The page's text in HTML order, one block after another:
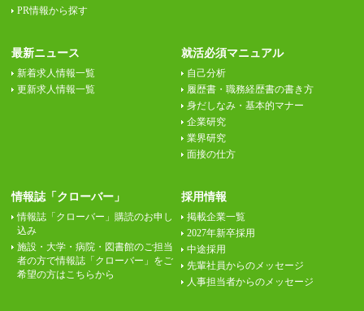
PR情報から探す
最新ニュース
新着求人情報一覧
更新求人情報一覧
就活必須マニュアル
自己分析
履歴書・職務経歴書の書き方
身だしなみ・基本的マナー
企業研究
業界研究
面接の仕方
情報誌「クローバー」
情報誌「クローバー」購読のお申し
込み
施設・大学・病院・図書館のご担当
者の方で情報誌「クローバー」をご
希望の方はこちらから
採用情報
掲載企業一覧
2027年新卒採用
中途採用
先輩社員からのメッセージ
人事担当者からのメッセージ